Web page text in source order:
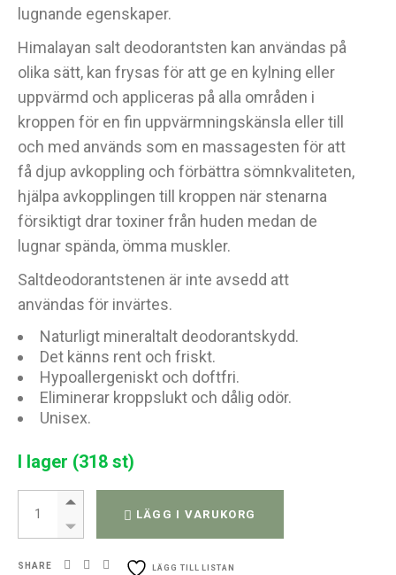
lugnande egenskaper.
Himalayan salt deodorantsten kan användas på
olika sätt, kan frysas för att ge en kylning eller
uppvärmd och appliceras på alla områden i
kroppen för en fin uppvärmningskänsla eller till
och med används som en massagesten för att
få djup avkoppling och förbättra sömnkvaliteten,
hjälpa avkopplingen till kroppen när stenarna
försiktigt drar toxiner från huden medan de
lugnar spända, ömma muskler.
Saltdeodorantstenen är inte avsedd att
användas för invärtes.
Naturligt mineraltalt deodorantskydd.
Det känns rent och friskt.
Hypoallergeniskt och doftfri.
Eliminerar kroppslukt och dålig odör.
Unisex.
I lager (318 st)
Himalaya äggdeodorant sten quantity
LÄGG I VARUKORG
SHARE LÄGG TILL LISTAN